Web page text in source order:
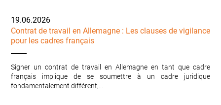
19.06.2026
Contrat de travail en Allemagne : Les clauses de vigilance
pour les cadres français
Signer un contrat de travail en Allemagne en tant que cadre
français implique de se soumettre à un cadre juridique
fondamentalement différent,…